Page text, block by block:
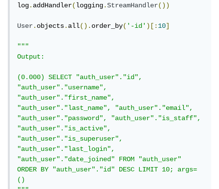
log.addHandler(logging.StreamHandler())
User.objects.all().order_by('-id')[:10]
"""
Output:
(0.000) SELECT "auth_user"."id",
"auth_user"."username",
"auth_user"."first_name",
"auth_user"."last_name", "auth_user"."email",
"auth_user"."password", "auth_user"."is_staff",
"auth_user"."is_active",
"auth_user"."is_superuser",
"auth_user"."last_login",
"auth_user"."date_joined" FROM "auth_user"
ORDER BY "auth_user"."id" DESC LIMIT 10; args=
()